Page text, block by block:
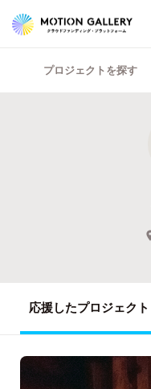
プロジェクトを探す
応援したプロジェクト